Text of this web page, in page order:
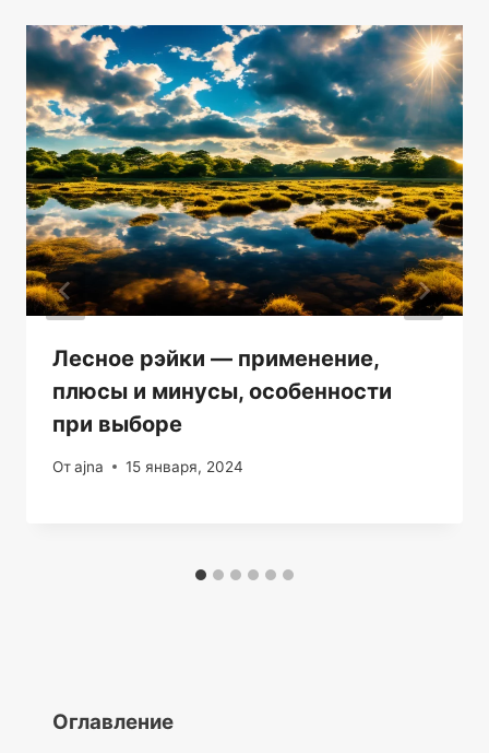
Лесное рэйки — применение,
плюсы и минусы, особенности
при выборе
Отajna 15 января, 2024
Оглавление